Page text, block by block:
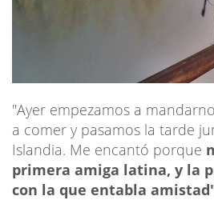
"Ayer empezamos a
a comer y pasamos la tarde
Islandia. Me encantó porque
primera amiga latina, y la
con la que entabla